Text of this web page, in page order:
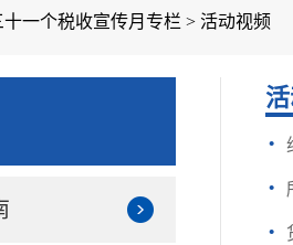
十一个税收宣传月专栏 > 活动视频